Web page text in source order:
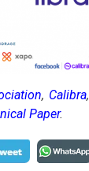
, Calibra,
Paper.